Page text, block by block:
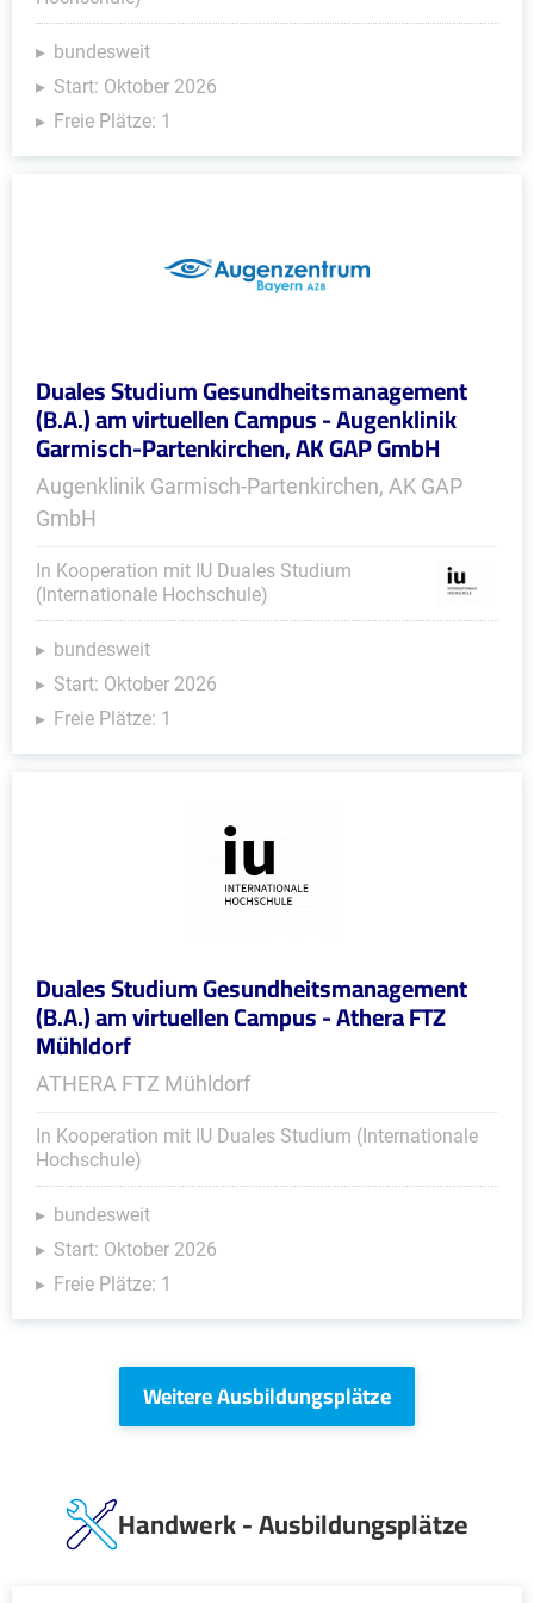
bundesweit
Start: Oktober 2026
Freie Plätze: 1
Duales Studium Gesundheitsmanagement
(B.A.) am virtuellen Campus - Augenklinik
Garmisch-Partenkirchen, AK GAP GmbH
Augenklinik Garmisch-Partenkirchen, AK GAP
GmbH
In Kooperation mit IU Duales Studium
(Internationale Hochschule)
bundesweit
Start: Oktober 2026
Freie Plätze: 1
Duales Studium Gesundheitsmanagement
(B.A.) am virtuellen Campus - Athera FTZ
Mühldorf
ATHERA FTZ Mühldorf
In Kooperation mit IU Duales Studium (Internationale
Hochschule)
bundesweit
Start: Oktober 2026
Freie Plätze: 1
Weitere Ausbildungsplätze
Handwerk - Ausbildungsplätze